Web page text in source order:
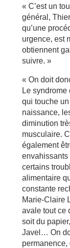
« C’est un
général,
qu’une
urgence, est
obtiennent
suivre. »
« On doit
Le
qui touche
naissance,
diminution
musculaire.
également
envahissants
certains
alimentaire
constante
Marie-Claire
avale tout ce
soit du
Javel… On
permanence,